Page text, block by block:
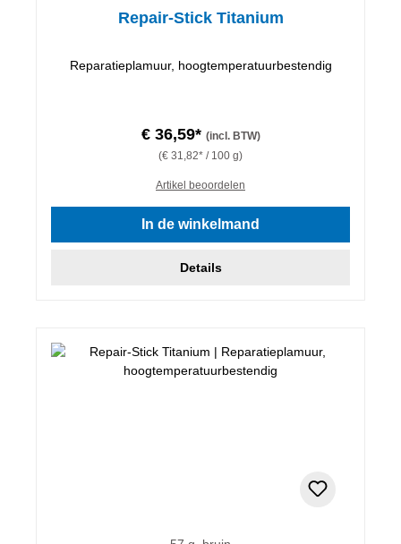
Repair-Stick Titanium
Reparatieplamuur, hoogtemperatuurbestendig
€ 36,59* (incl. BTW)
(€ 31,82* / 100 g)
Artikel beoordelen
In de winkelmand
Details